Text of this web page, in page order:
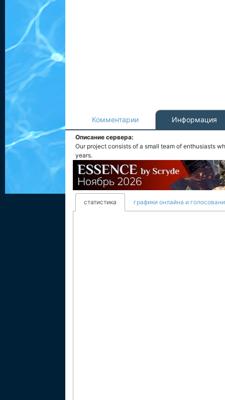
Комментарии Информация
Описание сервера:
Our project consists of a small team of enthusiasts
years.
статистика графики онлайна и